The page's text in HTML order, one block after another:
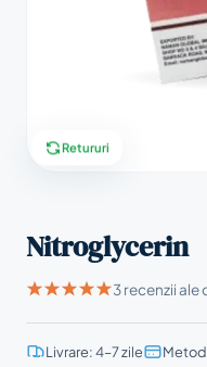
Retururi
Nitroglycerin
3 recenzii ale
Livrare: 4–7 zile